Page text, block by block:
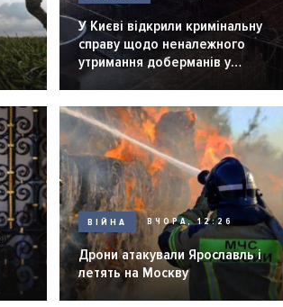
У Києві відкрили кримінальну
справу щодо неналежного
утримання доберманів у
розпліднику
ВІЙНА ВЧОРА, 12:26
Дрони атакували Ярославль і
летять на Москву